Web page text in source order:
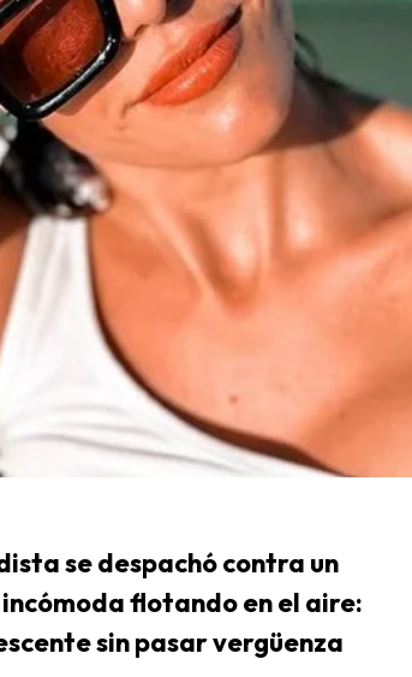
se despachó contra un
flotando en el aire:
sin pasar vergüenza